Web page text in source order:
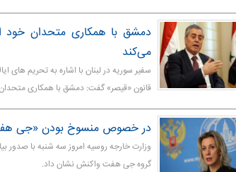
دمشق با همکاری متحدان خود
می‌کند
سفیر سوریه در لبنان با اشاره به تحریم های
قانون «قیصر» گفت: دمشق با همکاری متحدان
در خصوص منسوخ بودن «جی
وزارت خارجه روسیه امروز سه شنبه با
گروه جی هفت واکنش نشان داد.